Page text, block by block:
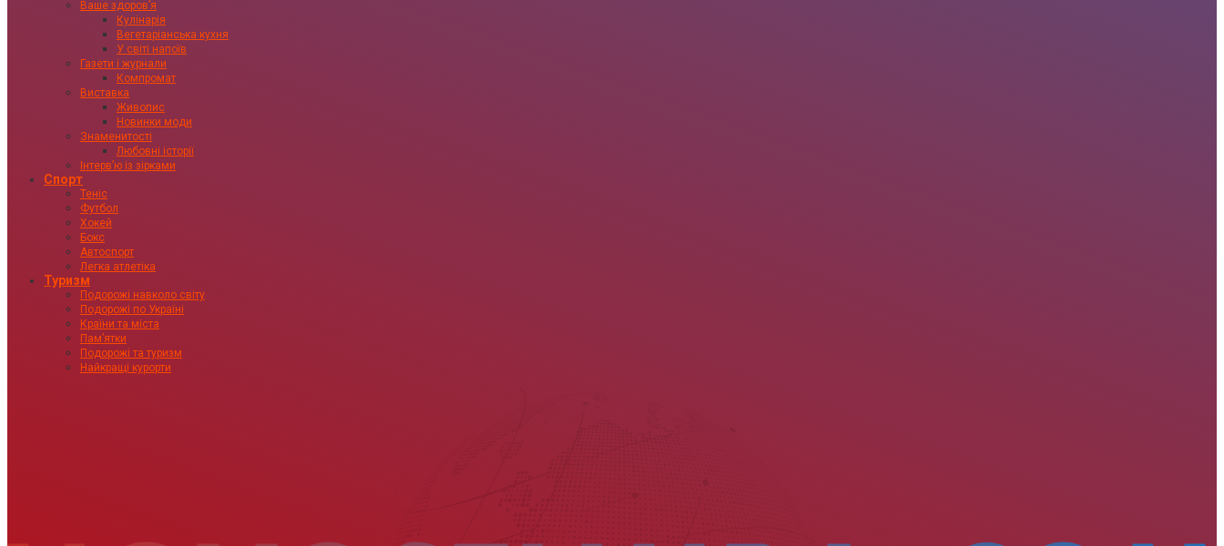
Ваше здоровʼя
Кулінарія
Вегетаріанська кухня
У світі напоїв
Газети і журнали
Компромат
Виставка
Живопис
Новинки моди
Знаменитості
Любовні історії
Інтервʼю із зірками
Спорт
Теніс
Футбол
Хокей
Бокс
Автоспорт
Легка атлетіка
Туризм
Подорожі навколо світу
Подорожі по Україні
Країни та міста
Пам’ятки
Подорожі та туризм
Найкращі курорти